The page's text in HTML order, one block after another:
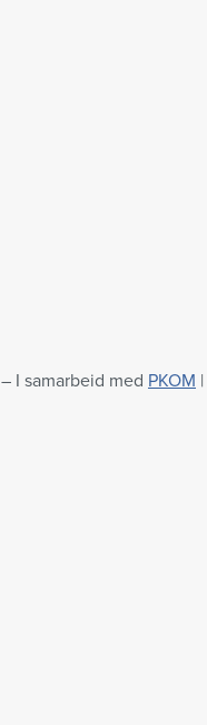
– I samarbeid med PKOM |